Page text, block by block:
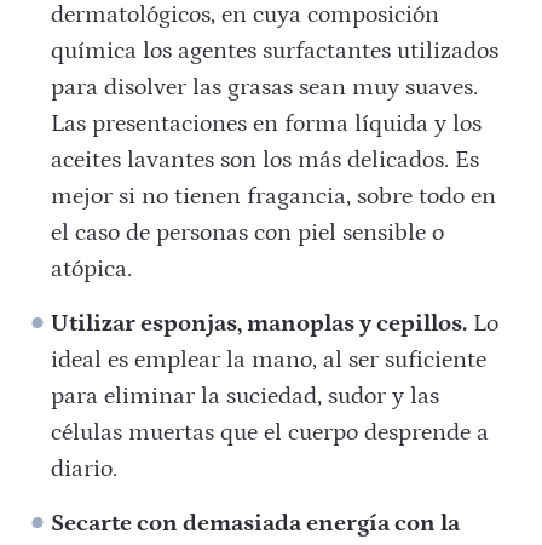
dermatológicos, en cuya composición
química los agentes surfactantes utilizados
para disolver las grasas sean muy suaves.
Las presentaciones en forma líquida y los
aceites lavantes son los más delicados. Es
mejor si no tienen fragancia, sobre todo en
el caso de personas con piel sensible o
atópica.
Utilizar esponjas, manoplas y cepillos. Lo
ideal es emplear la mano, al ser suficiente
para eliminar la suciedad, sudor y las
células muertas que el cuerpo desprende a
diario.
Secarte con demasiada energía con la